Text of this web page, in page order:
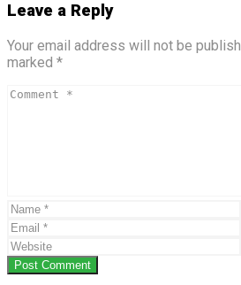
Leave a Reply
Your email address will not be
marked *
Post Comment